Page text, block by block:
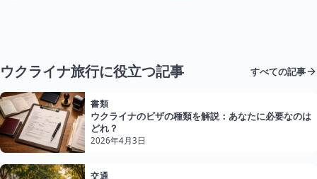
ウクライナ旅行に役立つ記事 すべての記事
書類
ウクライナのビザの種類を解説：あなたに必要なのは
どれ？
2026年4月3日
交通